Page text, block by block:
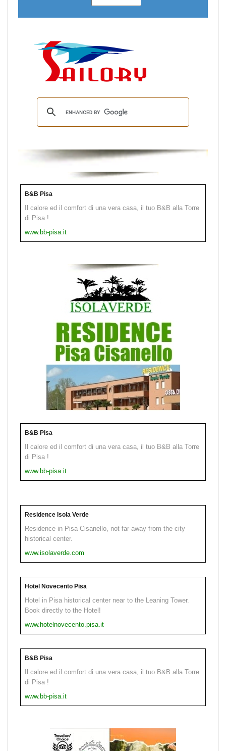
B&B Pisa
Il calore ed il comfort di una vera casa, il tuo B&B alla Torre
di Pisa !
www.bb-pisa.it
B&B Pisa
Il calore ed il comfort di una vera casa, il tuo B&B alla Torre
di Pisa !
www.bb-pisa.it
Residence Isola Verde
Residence in Pisa Cisanello, not far away from the city
historical center.
www.isolaverde.com
Hotel Novecento Pisa
Hotel in Pisa historical center near to the Leaning Tower.
Book directly to the Hotel!
www.hotelnovecento.pisa.it
B&B Pisa
Il calore ed il comfort di una vera casa, il tuo B&B alla Torre
di Pisa !
www.bb-pisa.it